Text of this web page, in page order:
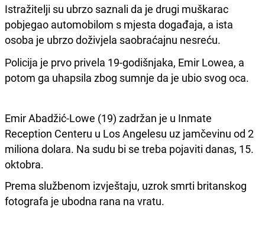
Istražitelji su ubrzo saznali da je drugi muškarac
pobjegao automobilom s mjesta događaja, a ista
osoba je ubrzo doživjela saobraćajnu nesreću.
Policija je prvo privela 19-godišnjaka, Emir Lowea, a
potom ga uhapsila zbog sumnje da je ubio svog oca.
Emir Abadžić-Lowe (19) zadržan je u Inmate
Reception Centeru u Los Angelesu uz jamčevinu od 2
miliona dolara. Na sudu bi se treba pojaviti danas, 15.
oktobra.
Prema službenom izvještaju, uzrok smrti britanskog
fotografa je ubodna rana na vratu.